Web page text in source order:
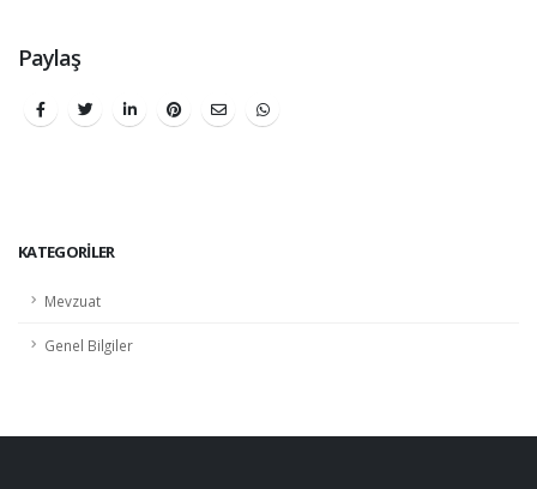
KATEGORILER
Mevzuat
Genel Bilgiler
Paylaş